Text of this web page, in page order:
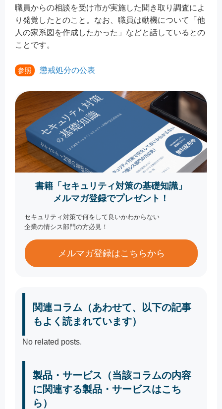
職員からの相談を受け市が実施した聞き取り調査によ
り発覚したとのこと。なお、職員は動機について「他
人の家系図を作成したかった」などと話しているとの
ことです。
参照 懲戒処分の公表
書籍「セキュリティ対策の基礎知識」
メルマガ登録でプレゼント！
セキュリティ対策で何をして良いかわからない
企業の情シス部門の方必見！
メルマガ登録はこちらから
関連コラム（あわせて、以下の記事
もよく読まれています）
No related posts.
製品・サービス（当該コラムの内容
に関連する製品・サービスはこち
ら）